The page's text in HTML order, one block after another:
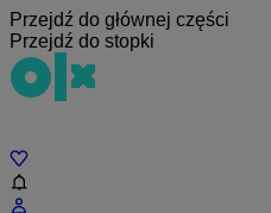
Przejdź do głównej części
Przejdź do stopki